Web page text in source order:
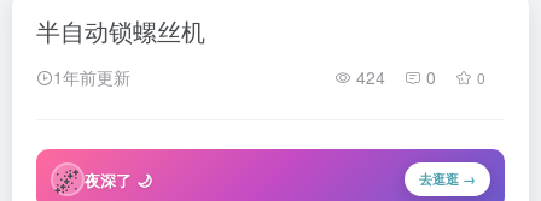
半自动锁螺丝机
1年前更新 424 0 0
🌌夜深了 🌙 去逛逛 →